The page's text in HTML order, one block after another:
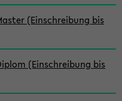
(Einschreibung bis
(Einschreibung bis